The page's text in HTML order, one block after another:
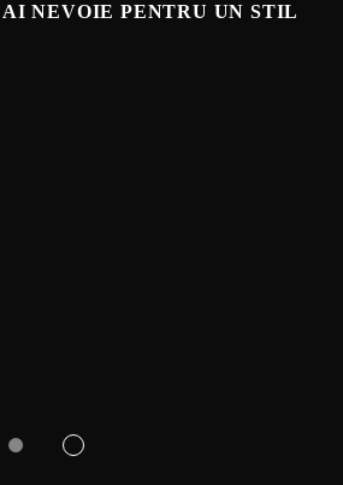
NEVOIE PENTRU UN STIL